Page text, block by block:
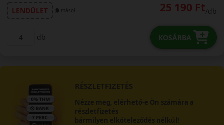
LENDÜLET
másol 25 190 Ft/db
db KOSÁRBA
RÉSZLETFIZETÉS
Nézze meg, elérhető-e Ön számára a
részletfizetés
bármilyen elköteleződés nélkül!